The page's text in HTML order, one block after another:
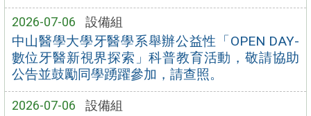
2026-07-06 設備組
中山醫學大學牙醫學系舉辦公益性「OPEN DAY-
數位牙醫新視界探索」科普教育活動，敬請協助
公告並鼓勵同學踴躍參加，請查照。
2026-07-06 設備組